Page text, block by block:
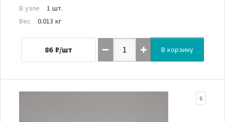
В узле
1 шт.
Вес
0.013 кг
86 ₽/шт В корзину
6